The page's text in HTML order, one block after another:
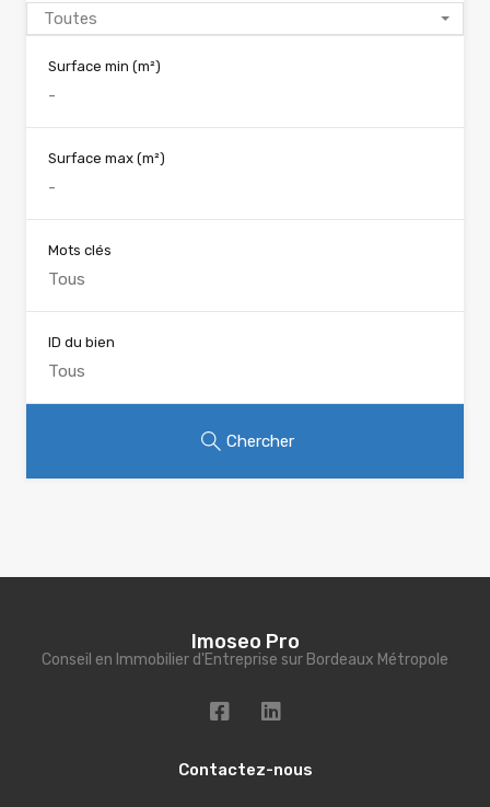
Toutes
Surface min (m²)
Surface max (m²)
Mots clés
ID du bien
Chercher
Imoseo Pro
Conseil en Immobilier d'Entreprise sur Bordeaux Métropole
Contactez-nous